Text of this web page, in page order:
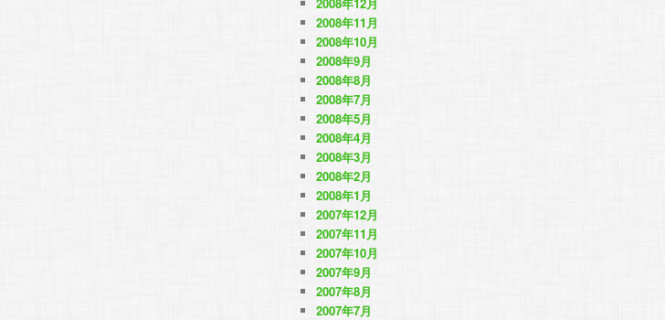
2008年11月
2008年10月
2008年9月
2008年8月
2008年7月
2008年5月
2008年4月
2008年3月
2008年2月
2008年1月
2007年12月
2007年11月
2007年10月
2007年9月
2007年8月
2007年7月